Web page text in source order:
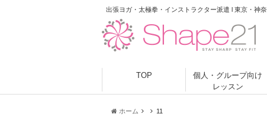
出張ヨガ・太極拳・インストラクター派遣 l 東京・神
TOP
個人・グループ向け
レッスン
ホーム 11